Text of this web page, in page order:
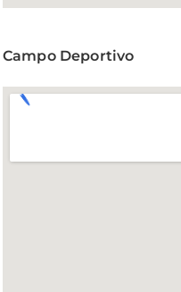
Campo Deportivo